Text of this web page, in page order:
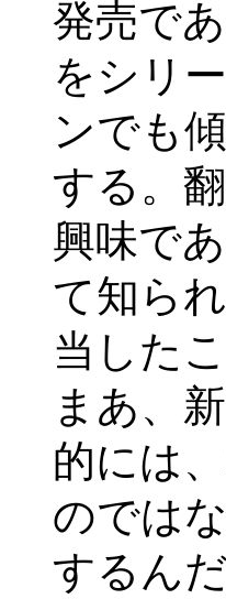
発売で
をシリ
ンでも
する。
興味で
て知ら
当した
まあ、
的には
のでは
するん